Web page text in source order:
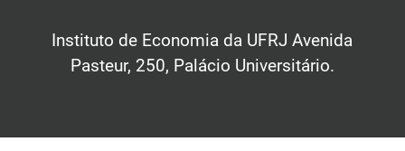
Instituto de Economia da UFRJ Avenida
Pasteur, 250, Palácio Universitário.